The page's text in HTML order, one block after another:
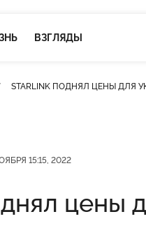
ВЗГЛЯДЫ
STARLINK ПОДНЯЛ ЦЕНЫ ДЛЯ
15:15, 2022
цены